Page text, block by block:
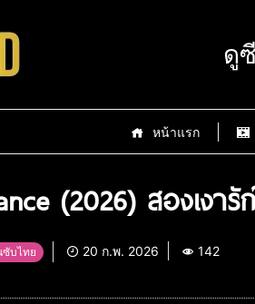
ดู
หน้าแรก
(2026) สองเงารัก
ซับไทย 20 ก.พ. 2026 142